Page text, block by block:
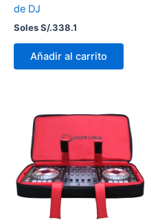
de DJ
Soles S/.338.1
Añadir al carrito